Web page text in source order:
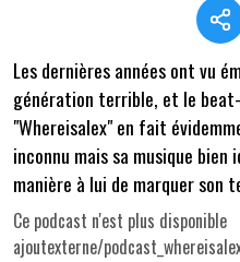
Les dernières années ont vu
génération terrible, et le
"Whereisalex" en fait
inconnu mais sa musique
manière à lui de marquer son
Ce podcast n'est plus disponible
ajoutexterne/